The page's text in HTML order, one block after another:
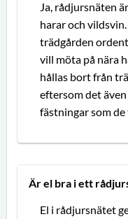
Ja, rådjursnäten
harar och
trädgården
vill möta på nära
hållas bort från
eftersom det
fästningar som
Är el bra i ett
El i rådjursnätet